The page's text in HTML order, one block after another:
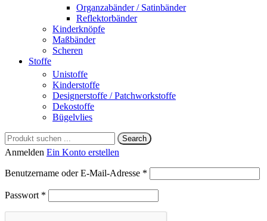
Organzabänder / Satinbänder
Reflektorbänder
Kinderknöpfe
Maßbänder
Scheren
Stoffe
Unistoffe
Kinderstoffe
Designerstoffe / Patchworkstoffe
Dekostoffe
Bügelvlies
Search
Anmelden Ein Konto erstellen
Benutzername oder E-Mail-Adresse *
Passwort *